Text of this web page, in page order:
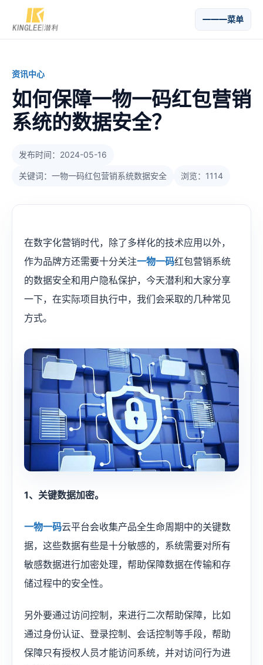
菜单
资讯中心
如何保障一物一码红包营销
系统的数据安全？
发布时间：2024-05-16
关键词：一物一码红包营销系统数据安全 浏览：1114
在数字化营销时代，除了多样化的技术应用以外，
作为品牌方还需要十分关注一物一码红包营销系统
的数据安全和用户隐私保护，今天潜利和大家分享
一下，在实际项目执行中，我们会采取的几种常见
方式。
1、关键数据加密。
一物一码云平台会收集产品全生命周期中的关键数
据，这些数据有些是十分敏感的，系统需要对所有
敏感数据进行加密处理，帮助保障数据在传输和存
储过程中的安全性。
另外要通过访问控制，来进行二次帮助保障，比如
通过身份认证、登录控制、会话控制等手段，帮助
保障只有授权人员才能访问系统，并对访问行为进